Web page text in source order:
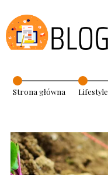
Strona główna Lifestyle